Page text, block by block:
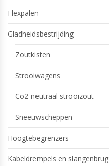
Flexpalen
Gladheidsbestrijding
Zoutkisten
Strooiwagens
Co2-neutraal strooizout
Sneeuwscheppen
Hoogtebegrenzers
Kabeldrempels en